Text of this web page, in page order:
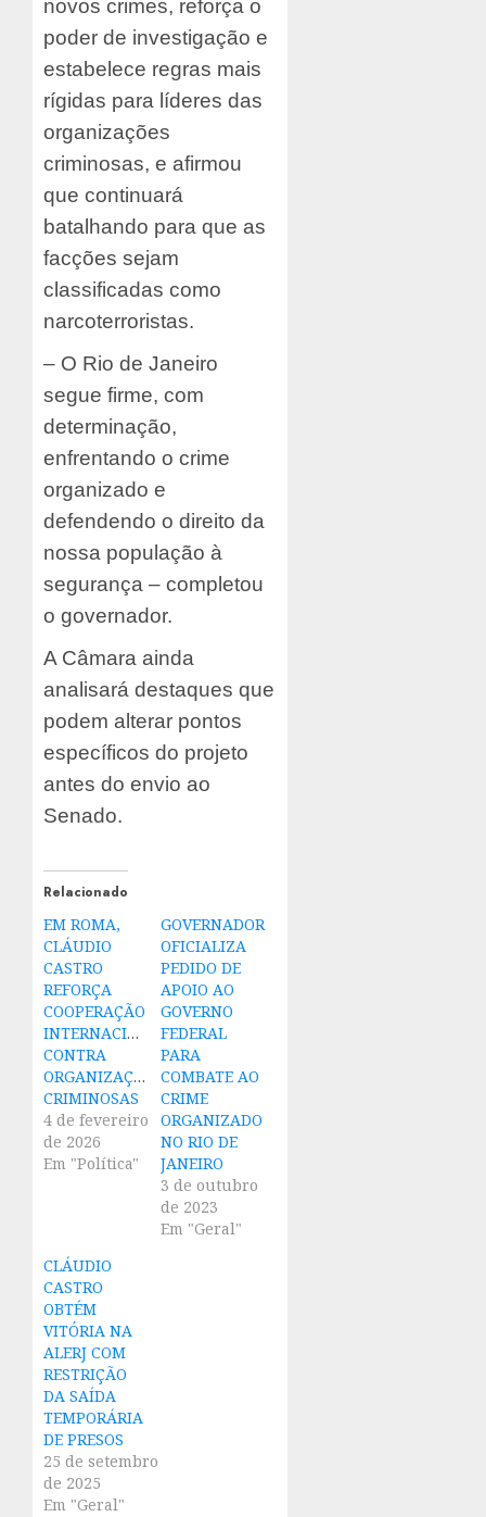
novos crimes, reforça o
poder de investigação e
estabelece regras mais
rígidas para líderes das
organizações
criminosas, e afirmou
que continuará
batalhando para que as
facções sejam
classificadas como
narcoterroristas.
– O Rio de Janeiro
segue firme, com
determinação,
enfrentando o crime
organizado e
defendendo o direito da
nossa população à
segurança – completou
o governador.
A Câmara ainda
analisará destaques que
podem alterar pontos
específicos do projeto
antes do envio ao
Senado.
Relacionado
EM ROMA,
CLÁUDIO
CASTRO
REFORÇA
COOPERAÇÃO
INTERNACIONAL
CONTRA
ORGANIZAÇÕES
CRIMINOSAS
4 de fevereiro
de 2026
Em "Política"
GOVERNADOR
OFICIALIZA
PEDIDO DE
APOIO AO
GOVERNO
FEDERAL
PARA
COMBATE AO
CRIME
ORGANIZADO
NO RIO DE
JANEIRO
3 de outubro
de 2023
Em "Geral"
CLÁUDIO
CASTRO
OBTÉM
VITÓRIA NA
ALERJ COM
RESTRIÇÃO
DA SAÍDA
TEMPORÁRIA
DE PRESOS
25 de setembro
de 2025
Em "Geral"